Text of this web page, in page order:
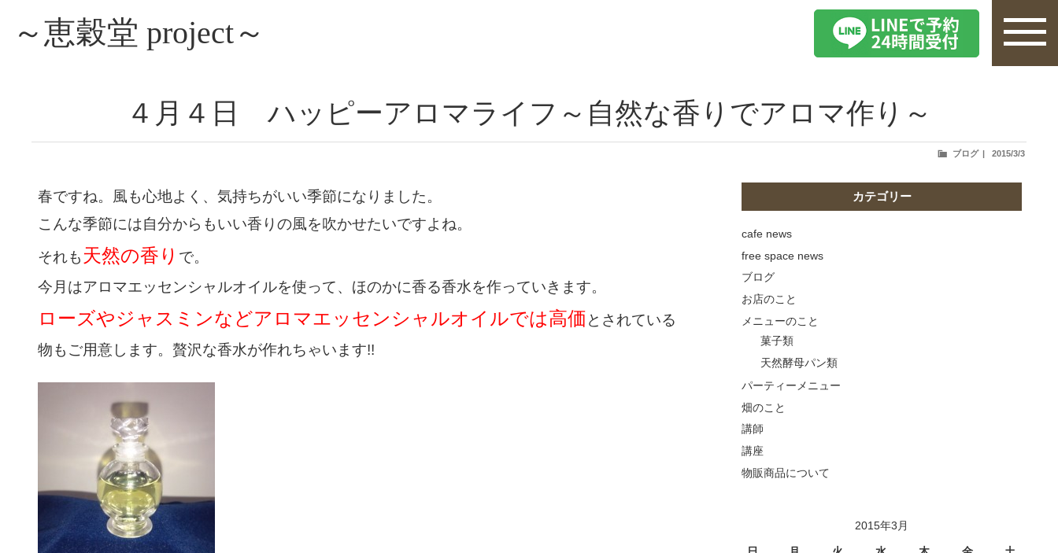
～恵穀堂 project～
４月４日 ハッピーアロマライフ～自然な香りでアロマ作り～
ブログ
投
2015/3/3
春ですね。風も心地よく、気持ちがいい季節になりました。
こんな季節には自分からもいい香りの風を吹かせたいですよね。
それも天然の香り で。
今月はアロマエッセンシャルオイルを使って、ほのかに香る香水を作っていきます。
ローズやジャスミンなどアロマエッセンシャルオイルでは高価とされている
物もご用意します。贅沢な香水が作れちゃいます!!
カテゴリー
cafe news
free space news
ブログ
お店のこと
メニューのこと
菓子類
天然酵母パン類
パーティーメニュー
畑のこと
講師
講座
物販商品について
2015年3月